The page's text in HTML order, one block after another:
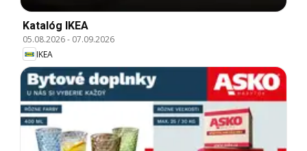
Katalóg IKEA
05.08.2026- 07.09.2026
IKEA